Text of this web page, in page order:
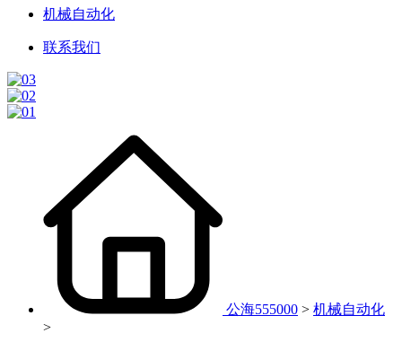
机械自动化
联系我们
公海555000 > 机械自动化
>